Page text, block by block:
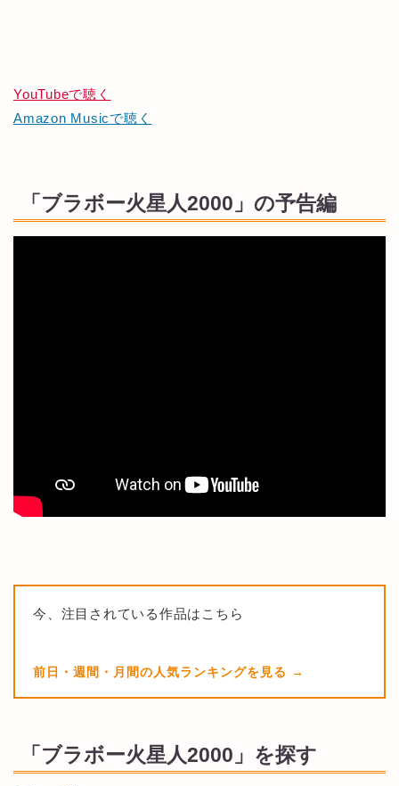
YouTubeで聴く
Amazon Musicで聴く
「ブラボー火星人2000」の予告編
今、注目されている作品はこちら
前日・週間・月間の人気ランキングを見る
「ブラボー火星人2000」を探す